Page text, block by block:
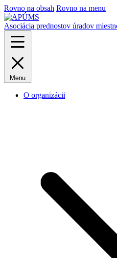
Rovno na obsah Rovno na menu
Asociácia prednostov úradov
Menu
O organizácii